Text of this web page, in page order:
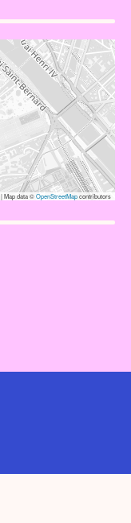
|Map data ©OpenStreetMapcontributors